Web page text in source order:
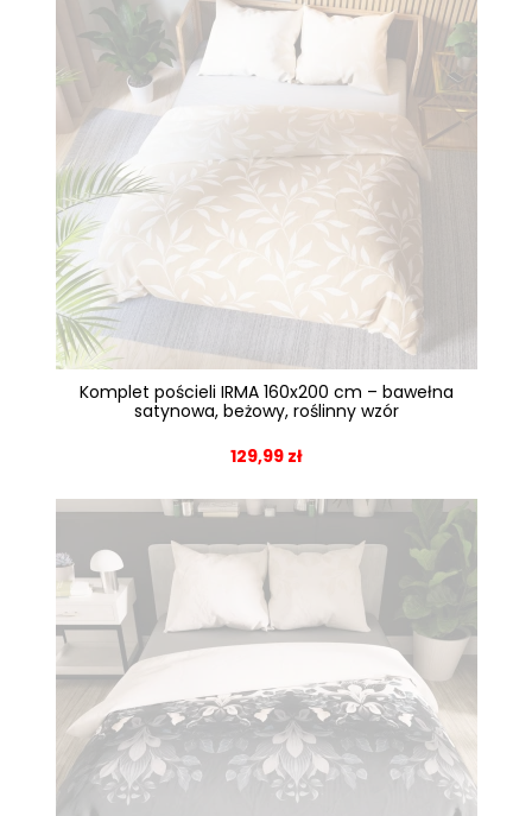
Komplet pościeli IRMA 160x200 cm – bawełna
satynowa, beżowy, roślinny wzór
129,99 zł